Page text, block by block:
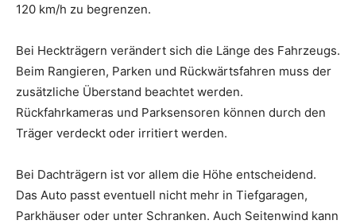
120 km/h zu begrenzen.
Bei Heckträgern verändert sich die Länge des Fahrzeugs.
Beim Rangieren, Parken und Rückwärtsfahren muss der
zusätzliche Überstand beachtet werden.
Rückfahrkameras und Parksensoren können durch den
Träger verdeckt oder irritiert werden.
Bei Dachträgern ist vor allem die Höhe entscheidend.
Das Auto passt eventuell nicht mehr in Tiefgaragen,
Parkhäuser oder unter Schranken. Auch Seitenwind kann